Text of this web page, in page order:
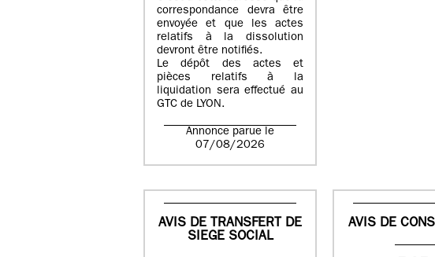
correspondance devra être
envoyée et que les actes
relatifs à la dissolution
devront être notifiés.
Le dépôt des actes et
pièces relatifs à la
liquidation sera effectué au
GTC de LYON.
Annonce parue le
07/08/2026
AVIS DE TRANSFERT DE
SIEGE SOCIAL
AVIS DE